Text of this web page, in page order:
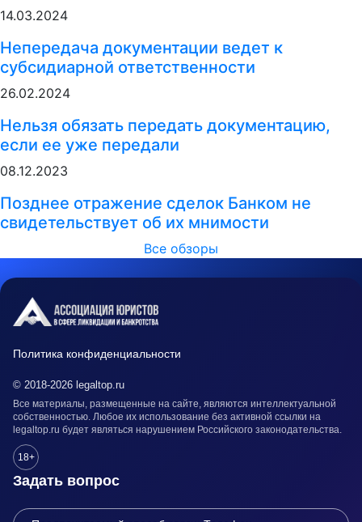
14.03.2024
Непередача документации ведет к
субсидиарной ответственности
26.02.2024
Нельзя обязать передать документацию,
если ее уже передали
08.12.2023
Позднее отражение сделок Банком не
свидетельствует об их мнимости
Все обзоры
Политика конфиденциальности
© 2018-2026 legaltop.ru
Все материалы, размещенные на сайте, являются интеллектуальной
собственностью. Любое их использование без активной ссылки на
legaltop.ru будет являться нарушением Российского законодательства.
18+
Задать вопрос